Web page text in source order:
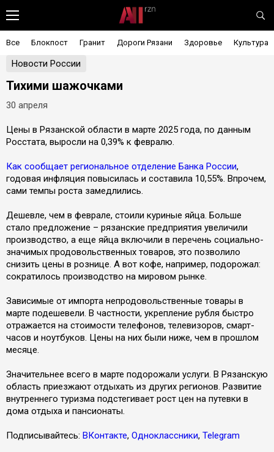
Все Блокпост Гранит Дороги Рязани Здоровье Культура
Новости России
Тихими шажочками
30 апреля
Цены в Рязанской области в марте 2025 года, по данным
Росстата, выросли на 0,39% к февралю.
Как сообщает региональное отделение Банка России,
годовая инфляция повысилась и составила 10,55%. Впрочем,
сами темпы роста замедлились.
Дешевле, чем в феврале, стоили куриные яйца. Больше
стало предложение – рязанские предприятия увеличили
производство, а еще яйца включили в перечень социально-
значимых продовольственных товаров, это позволило
снизить цены в рознице. А вот кофе, например, подорожал:
сократилось производство на мировом рынке.
Зависимые от импорта непродовольственные товары в
марте подешевели. В частности, укрепление рубля быстро
отражается на стоимости телефонов, телевизоров, смарт-
часов и ноутбуков. Цены на них были ниже, чем в прошлом
месяце.
Значительнее всего в марте подорожали услуги. В Рязанскую
область приезжают отдыхать из других регионов. Развитие
внутреннего туризма подстегивает рост цен на путевки в
дома отдыха и пансионаты.
Подписывайтесь: ВКонтакте, Одноклассники, Telegram